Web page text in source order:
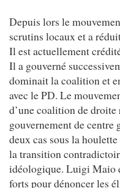
Depuis lors le
scrutins locaux et a
Il est actuellement
Il a gouverné
dominait la coalition et
avec le PD. Le
d’une coalition de
gouvernement de centre
deux cas sous la
la transition
idéologique. Luigi Maio
forts pour dénoncer les